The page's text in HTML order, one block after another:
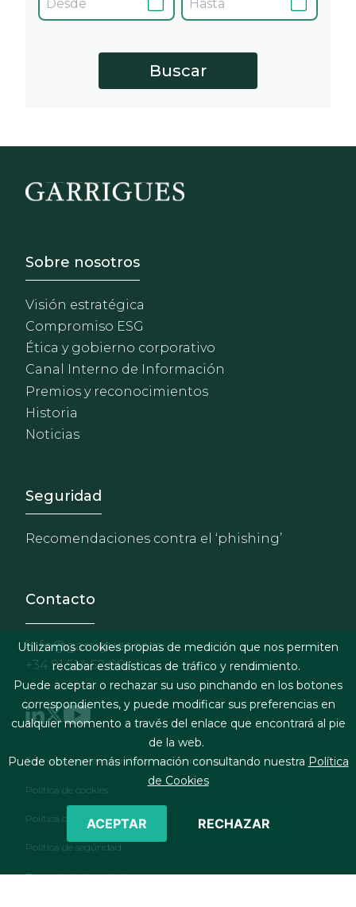
Footer - Sobre Nosotros
Sobre nosotros
Visión estratégica
Compromiso ESG
Ética y gobierno corporativo
Canal Interno de Información
Premios y reconocimientos
Historia
Noticias
Footer - Extranet y
Seguridad
Recomendaciones contra el ‘phishing’
Contacto
info@garrigues.com
+34 91 514 52 00
Footer menu
Términos legales y condiciones de contratación
Política de cookies
Política de privacidad
Política de seguridad
Formulario de contacto
Utilizamos cookies propias de medición que nos permiten
recabar estadísticas de tráfico y rendimiento.
Puede aceptar o rechazar su uso pinchando en los botones
correspondientes, y puede modificar sus preferencias en
cualquier momento a través del enlace que encontrará al pie
de la web.
Puede obtener más información consultando nuestra Política
de Cookies
ACEPTAR RECHAZAR